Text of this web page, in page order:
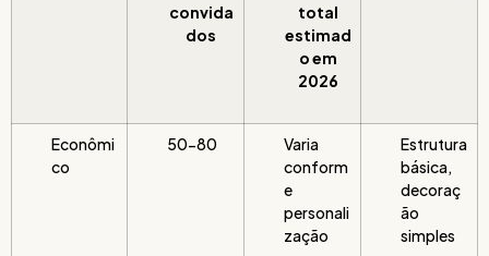
convida
dos
total
estimad
o em
2026
Econômi
co
50-80
Varia
conform
e
personali
zação
Estrutura
básica,
decoraç
ão
simples